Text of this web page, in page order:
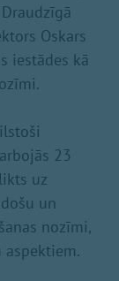
Oskars
iestādes kā
23
uz
un
nozīmi,